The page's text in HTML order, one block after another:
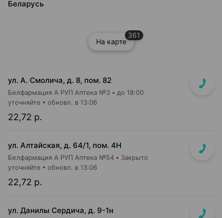
Беларусь
На карте
361
ул. А. Смолича, д. 8, пом. 82
Белфармация А РУП Аптека №3 до 18:00
22,72 р.
уточняйте обновл. в 13:06
ул. Алтайская, д. 64/1, пом. 4Н
Белфармация А РУП Аптека №54 Закрыто
22,72 р.
уточняйте обновл. в 13:06
ул. Данилы Сердича, д. 9-1н